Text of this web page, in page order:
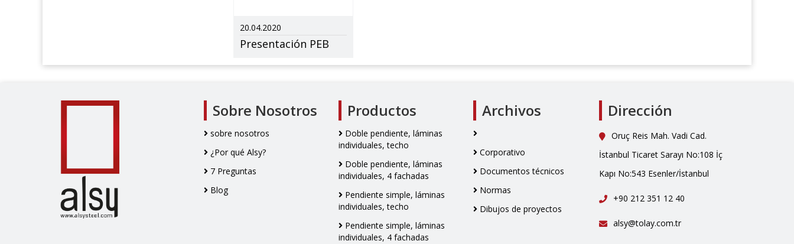
20.04.2020
Presentación PEB
Sobre Nosotros
sobre nosotros
¿Por qué Alsy?
7 Preguntas
Blog
Productos
Doble pendiente, láminas
individuales, techo
Doble pendiente, láminas
individuales, 4 fachadas
Pendiente simple, láminas
individuales, techo
Pendiente simple, láminas
individuales, 4 fachadas
Archivos
Corporativo
Documentos técnicos
Normas
Dibujos de proyectos
Dirección
Oruç Reis Mah. Vadi Cad.
İstanbul Ticaret Sarayı No:108 İç
Kapı No:543 Esenler/İstanbul
+90 212 351 12 40
alsy@tolay.com.tr